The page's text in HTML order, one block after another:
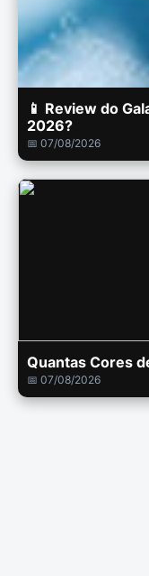
📱 Review do
2026?
📅 07/08/2026
Quantas Cores
📅 07/08/2026